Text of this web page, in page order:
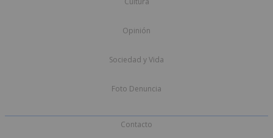
Opinión
Sociedad y Vida
Foto Denuncia
Contacto